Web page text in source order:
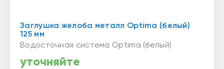
Заглушка желоба металл Optima (белый)
125 мм
Водосточная система Optima (белый)
уточняйте